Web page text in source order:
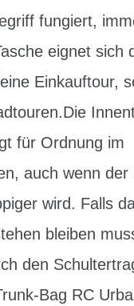
fungiert,
eignet sich
Einkauftour,
für Ordnung im
auch wenn der
wird. Falls
bleiben
den
Bag RC